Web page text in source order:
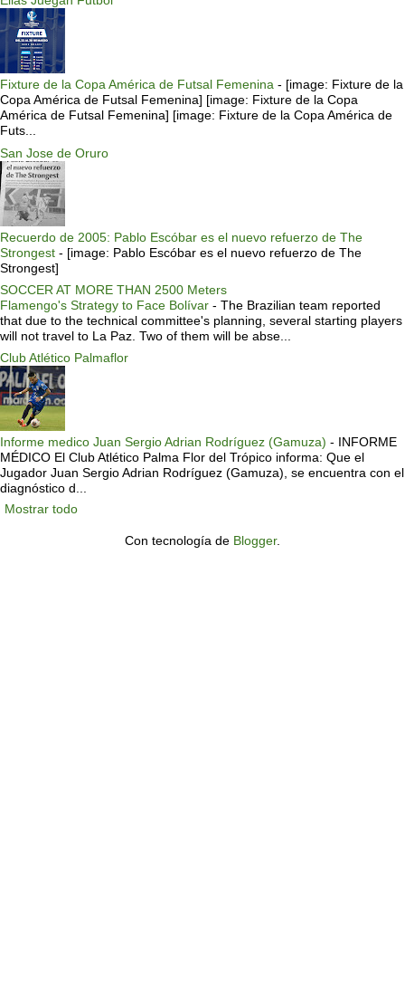
Fixture de la Copa América de Futsal Femenina - [image: Fixture de la
Copa América de Futsal Femenina] [image: Fixture de la Copa
América de Futsal Femenina] [image: Fixture de la Copa América de
Futs...
San Jose de Oruro
Recuerdo de 2005: Pablo Escóbar es el nuevo refuerzo de The
Strongest - [image: Pablo Escóbar es el nuevo refuerzo de The
Strongest]
SOCCER AT MORE THAN 2500 Meters
Flamengo's Strategy to Face Bolívar - The Brazilian team reported
that due to the technical committee's planning, several starting players
will not travel to La Paz. Two of them will be abse...
Club Atlético Palmaflor
Informe medico Juan Sergio Adrian Rodríguez (Gamuza) - INFORME
MÉDICO El Club Atlético Palma Flor del Trópico informa: Que el
Jugador Juan Sergio Adrian Rodríguez (Gamuza), se encuentra con el
diagnóstico d...
Mostrar todo
Con tecnología de Blogger.